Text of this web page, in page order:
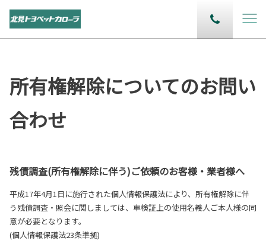
所有権解除についてのお問い
合わせ
残債調査(所有権解除に伴う)ご依頼のお客様・業者様へ
平成17年4月1日に施行された個人情報保護法により、所有権解除に伴
う残債調査・照会に関しましては、車検証上の使用名義人ご本人様の同
意が必要となります。
(個人情報保護法23条準拠)